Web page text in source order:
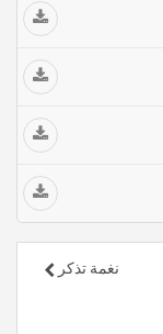
نغمة تذكر